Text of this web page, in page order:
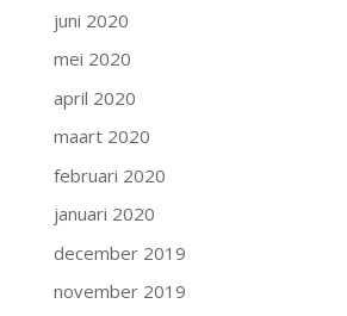
juni 2020
mei 2020
april 2020
maart 2020
februari 2020
januari 2020
december 2019
november 2019